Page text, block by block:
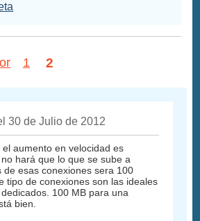
1 2
30 de Julio de 2012
aumento en velocidad es
hará que lo que se sube a
de esas conexiones sera 100
tipo de conexiones son las ideales
100 MB para una
bien.